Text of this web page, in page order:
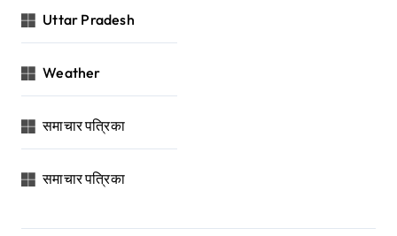
Uttar Pradesh
Weather
समाचार पत्रिका
समाचार पत्रिका